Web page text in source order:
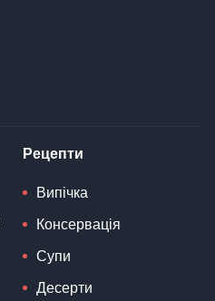
Рецепти
Випічка
Консервація
Супи
Десерти